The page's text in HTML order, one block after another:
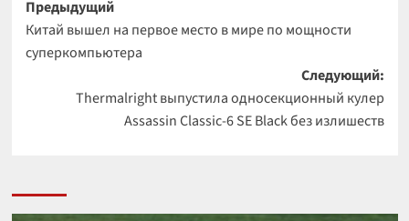
Навигация
записи
Предыдущий
Китай вышел на первое место в мире по мощности
суперкомпьютера
Следующий:
Thermalright выпустила односекционный кулер
Assassin Classic-6 SE Black без излишеств